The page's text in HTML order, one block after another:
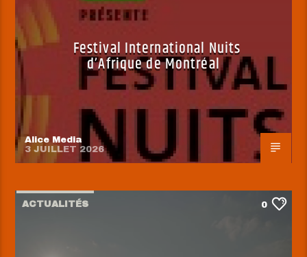
Festival International Nuits
d’Afrique de Montréal
Alice Media
3 JUILLET 2026
ACTUALITÉS 0